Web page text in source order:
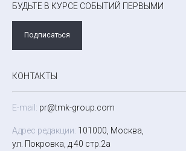
БУДЬТЕ В КУРСЕ СОБЫТИЙ ПЕРВЫМИ
Подписаться
КОНТАКТЫ
E-mail: pr@tmk-group.com
Адрес редакции: 101000, Москва,
ул. Покровка, д.40 стр.2а